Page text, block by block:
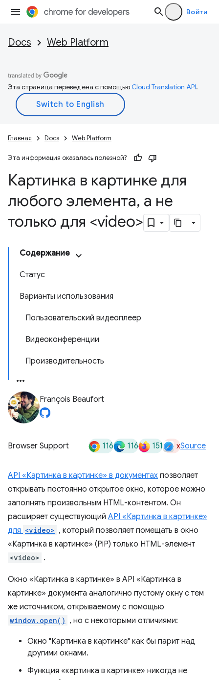
Войти
Docs Web Platform
Эта страница переведена с помощьюCloud Translation API.
Главная Docs Web Platform
Эта информация оказалась полезной?
Картинка в картинке для
любого элемента, а не
только для <video>
Содержание
Статус
Варианты использования
Пользовательский видеоплеер
Видеоконференции
Производительность
François Beaufort
Browser Support 116 116 151 xSource
API «Картинка в картинке» в документах позволяет
открывать постоянно открытое окно, которое можно
заполнять произвольным HTML-контентом. Он
расширяет существующий API «Картинка в картинке»
для <video> , который позволяет помещать в окно
«Картинка в картинке» (PiP) только HTML-элемент
<video> .
Окно «Картинка в картинке» в API «Картинка в
картинке» документа аналогично пустому окну с тем
же источником, открываемому с помощью
window.open() , но с некоторыми отличиями:
Окно "Картинка в картинке" как бы парит над
другими окнами.
Функция «картинка в картинке» никогда не